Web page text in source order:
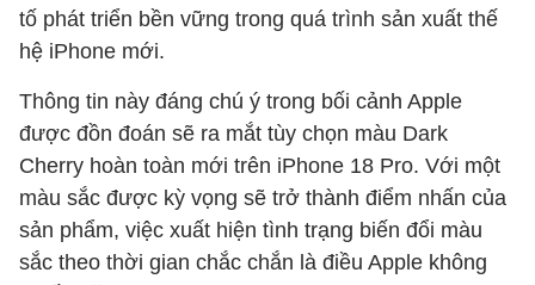
tố phát triển bền vững trong quá trình sản xuất thế
hệ iPhone mới.
Thông tin này đáng chú ý trong bối cảnh Apple
được đồn đoán sẽ ra mắt tùy chọn màu Dark
Cherry hoàn toàn mới trên iPhone 18 Pro. Với một
màu sắc được kỳ vọng sẽ trở thành điểm nhấn của
sản phẩm, việc xuất hiện tình trạng biến đổi màu
sắc theo thời gian chắc chắn là điều Apple không